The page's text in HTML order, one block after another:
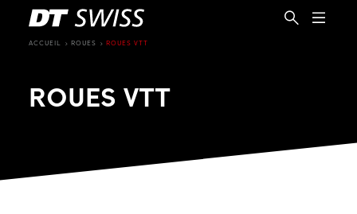
ACCUEIL ROUES ROUES VTT
ROUES VTT